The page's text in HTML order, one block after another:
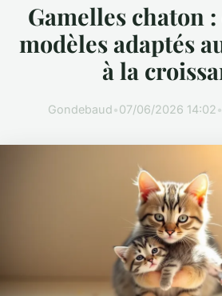
Gamelles chaton
modèles adaptés
à la
Gondebaud•07/06/2026 14:02•